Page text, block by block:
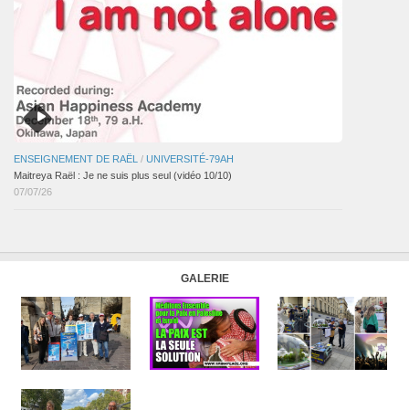
ENSEIGNEMENT DE RAËL / UNIVERSITÉ-79AH
Maitreya Raël : Je ne suis plus seul (vidéo 10/10)
07/07/26
GALERIE